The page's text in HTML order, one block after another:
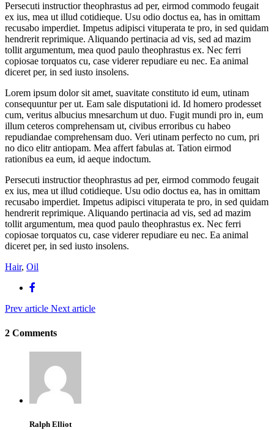
Persecuti instructior theophrastus ad per, eirmod commodo feugait
ex ius, mea ut illud cotidieque. Usu odio doctus ea, has in omittam
recusabo imperdiet. Impetus adipisci vituperata te pro, in sed quidam
hendrerit reprimique. Aliquando pertinacia ad vis, sed ad mazim
tollit argumentum, mea quod paulo theophrastus ex. Nec ferri
copiosae torquatos cu, case viderer repudiare eu nec. Ea animal
diceret per, in sed iusto insolens.
Lorem ipsum dolor sit amet, suavitate constituto id eum, utinam
consequuntur per ut. Eam sale disputationi id. Id homero prodesset
cum, veritus albucius mnesarchum ut duo. Fugit mundi pro in, eum
illum ceteros comprehensam ut, civibus erroribus cu habeo
repudiandae comprehensam duo. Veri utinam perfecto no cum, pri
no dico elitr antiopam. Mea affert fabulas at. Tation eirmod
rationibus ea eum, id aeque indoctum.
Persecuti instructior theophrastus ad per, eirmod commodo feugait
ex ius, mea ut illud cotidieque. Usu odio doctus ea, has in omittam
recusabo imperdiet. Impetus adipisci vituperata te pro, in sed quidam
hendrerit reprimique. Aliquando pertinacia ad vis, sed ad mazim
tollit argumentum, mea quod paulo theophrastus ex. Nec ferri
copiosae torquatos cu, case viderer repudiare eu nec. Ea animal
diceret per, in sed iusto insolens.
Hair, Oil
Prev article Next article
2 Comments
Ralph Elliot